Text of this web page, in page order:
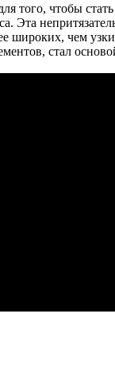
того, чтобы
чем
стал